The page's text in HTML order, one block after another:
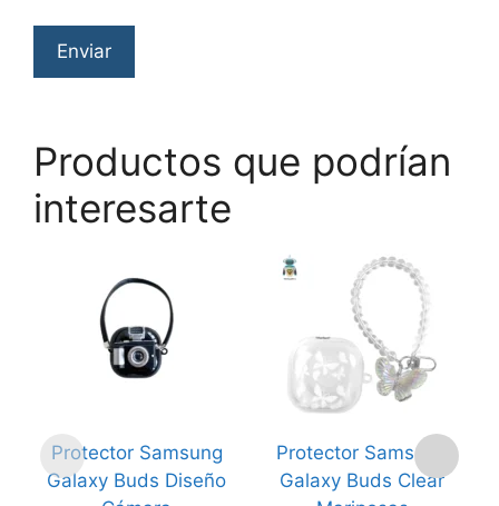
Productos que podrían
interesarte
Protector Samsung
Galaxy Buds Diseño
Protector Samsung
Galaxy Buds Clear